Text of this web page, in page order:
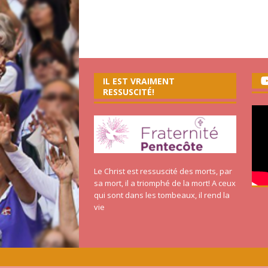
IL EST VRAIMENT
RESSUSCITÉ!
Le Christ est ressuscité des morts, par
sa mort, il a triomphé de la mort! A ceux
qui sont dans les tombeaux, il rend la
vie